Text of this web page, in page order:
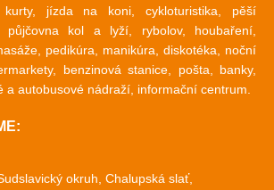
kurty, jízda na koni, cykloturistika, pěší
půjčovna kol a lyží, rybolov, houbaření,
pedikúra, manikúra, diskotéka, noční
benzinová stanice, pošta, banky,
a autobusové nádraží, informační centrum.
okruh, Chalupská slať,